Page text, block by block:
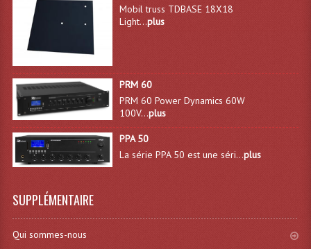
Boules À Facettes
Déco Light
Effets LASERS
Laser Multi-Points
Lasers (Effets Volumetriques)
Mobil truss TDBASE 18X18
Light...plus
PRM 60
PRM 60 Power Dynamics 60W
100V...plus
PPA 50
La série PPA 50 est une séri...plus
SUPPLÉMENTAIRE
Qui sommes-nous